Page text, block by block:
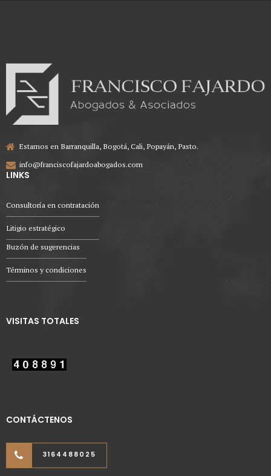
Estamos en Barranquilla, Bogotá, Cali, Popayán, Pasto.
info@franciscofajardoabogados.com
LINKS
Consultoría en contratación
Litigio estratégico
Buzón de sugerencias
Términos y condiciones
VISITAS TOTALES
CONTÁCTENOS
3164488025